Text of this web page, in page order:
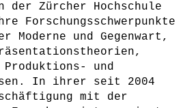
der Zürcher Hochschule
Forschungsschwerpunkte
Moderne und Gegenwart,
und
In ihrer seit 2004
mit der